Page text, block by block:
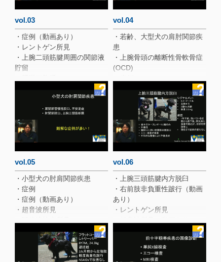
義
・骨生検針
・骨生検後の入院 室内で興奮
し、 転倒後骨折
・どこから骨生検すべきか？
vol.03
・症例（動画あり）
・レントゲン所見
・上腕二頭筋腱周囲の関節液
貯留
・本症例の診断ポイント
vol.04
・若齢、大型犬の肩肘関節疾
患
・上腕骨頭の離断性骨軟骨症
(OCD)
・FCPの診断・治療
・内側鉤状突起の亀裂
・症例
・内側鉤状突起への外科アプ
ローチ
・右内側鉤状突起分離
・関節鏡所見
・X線所見
・大型犬肘肩関節疾患の診断
ポイント
vol.05
・小型犬の肘肩関節疾患
・症例
・症例（動画あり）
・超音波所見
・非びらん性免疫介在性関節
炎(単関節)
・投与２週間後（動画あり）
vol.06
・上腕三頭筋腱内方脱臼
・右前肢非負重性跛行（動画
あり）
・レントゲン所見
・手術時触診（動画あり）
・上腕三頭筋腱の内方脱臼を